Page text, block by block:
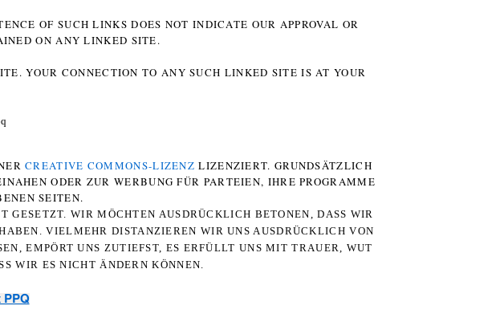
OF SUCH LINKS DOES NOT INDICATE OUR APPROVAL OR
ON ANY LINKED SITE.
YOUR CONNECTION TO ANY SUCH LINKED SITE IS AT YOUR
CREATIVE COMMONS-LIZENZ LIZENZIERT. GRUNDSÄTZLICH
ODER ZUR WERBUNG FÜR PARTEIEN, IHRE PROGRAMME
SEITEN.
WIR MÖCHTEN AUSDRÜCKLICH BETONEN, DASS WIR
VIELMEHR DISTANZIEREN WIR UNS AUSDRÜCKLICH VON
EMPÖRT UNS ZUTIEFST, ES ERFÜLLT UNS MIT TRAUER, WUT
WIR ES NICHT ÄNDERN KÖNNEN.
PPQ